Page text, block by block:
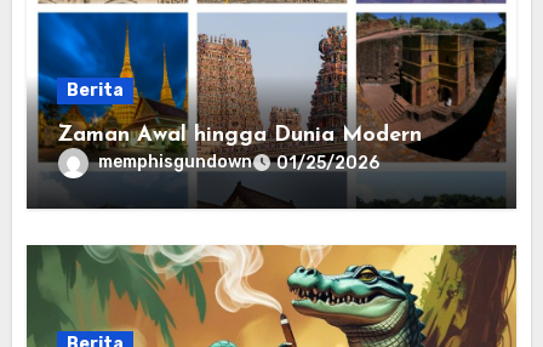
Berita
Zaman Awal hingga Dunia Modern
memphisgundown 01/25/2026